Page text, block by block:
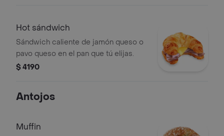
Hot sándwich
Sándwich caliente de jamón queso o
pavo queso en el pan que tú elijas.
$ 4190
Antojos
Muffin